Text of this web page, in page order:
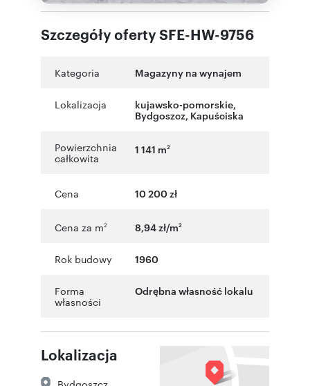
Szczegóły oferty SFE-HW-9756
Kategoria Magazyny na wynajem
Lokalizacja kujawsko-pomorskie,
Bydgoszcz, Kapuściska
Powierzchnia
całkowita
1 141 m2
Cena 10 200 zł
Cena za m2 8,94 zł/m2
Rok budowy 1960
Forma
własności
Odrębna własność lokalu
Lokalizacja